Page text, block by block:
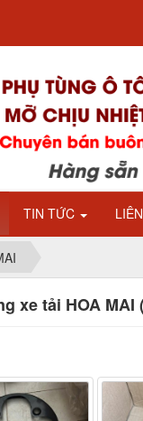
TIN TỨC
xe tải HOA MAI